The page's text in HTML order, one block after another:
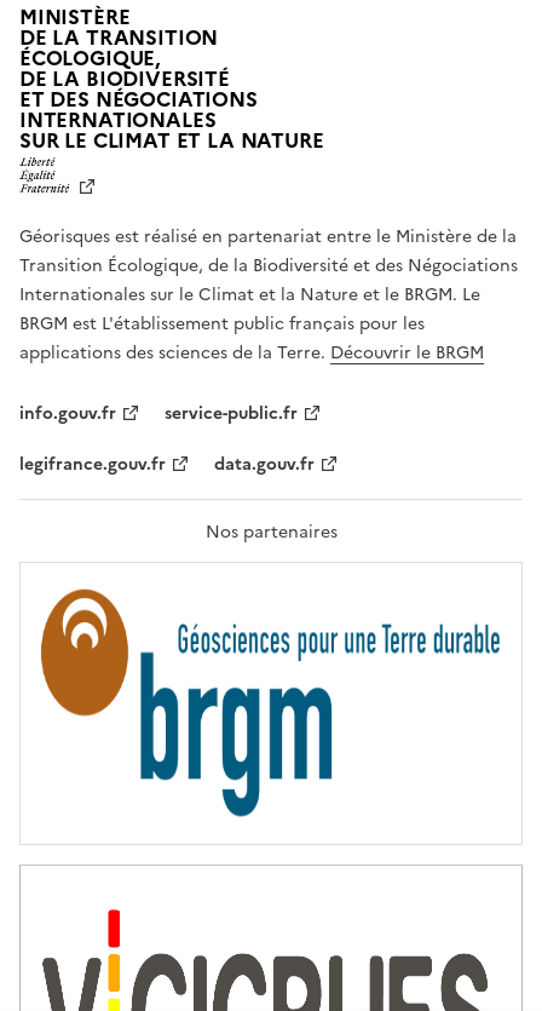
MINISTÈRE
DE LA TRANSITION
ÉCOLOGIQUE,
DE LA BIODIVERSITÉ
ET DES NÉGOCIATIONS
INTERNATIONALES
SUR LE CLIMAT ET LA NATUREL
T
É
,
É
G
A
L
F
A
T
R
T
É
Géorisques est réalisé en partenariat entre le Ministère de la
Transition Écologique, de la Biodiversité et des Négociations
Internationales sur le Climat et la Nature et le BRGM. Le
BRGM est L'établissement public français pour les
applications des sciences de la Terre. Découvrir le BRGM
info.gouv.fr
service-public.fr
legifrance.gouv.fr
data.gouv.fr
Nos partenaires